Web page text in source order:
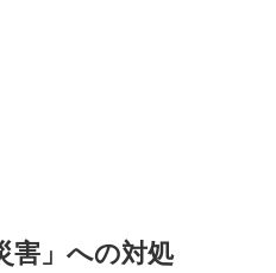
害」への対処